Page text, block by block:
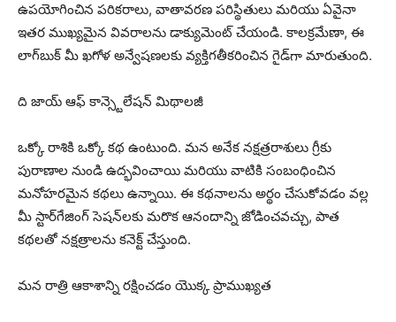
ఉపయోగించిన పరికరాలు, వాతావరణ పరిస్థితులు మరియు ఏవైనా
ఇతర ముఖ్యమైన వివరాలను డాక్యుమెంట్ చేయండి. కాలక్రమేణా, ఈ
లాగ్‌బుక్ మీ ఖగోళ అన్వేషణలకు వ్యక్తిగతీకరించిన గైడ్‌గా మారుతుంది.
ది జాయ్ ఆఫ్ కాన్స్టెలేషన్ మిథాలజీ
ఒక్కో రాశికి ఒక్కో కథ ఉంటుంది. మన అనేక నక్షత్రరాశులు గ్రీకు
పురాణాల నుండి ఉద్భవించాయి మరియు వాటికి సంబంధించిన
మనోహరమైన కథలు ఉన్నాయి. ఈ కథనాలను అర్థం చేసుకోవడం వల్ల
మీ స్టార్‌గేజింగ్ సెషన్‌లకు మరొక ఆనందాన్ని జోడించవచ్చు, పాత
కథలతో నక్షత్రాలను కనెక్ట్ చేస్తుంది.
మన రాత్రి ఆకాశాన్ని రక్షించడం యొక్క ప్రాముఖ్యత